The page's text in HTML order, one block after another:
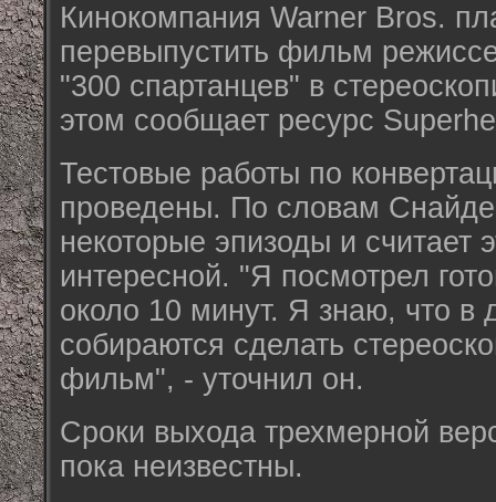
Кинокомпания Warner Bros.
перевыпустить фильм
"300 спартанцев" в
этом сообщает ресурс
Тестовые работы по
проведены. По словам
некоторые эпизоды и считает
интересной. "Я посмотрел
около 10 минут. Я знаю, что
собираются сделать
фильм", - уточнил он.
Сроки выхода трехмерной
пока неизвестны.